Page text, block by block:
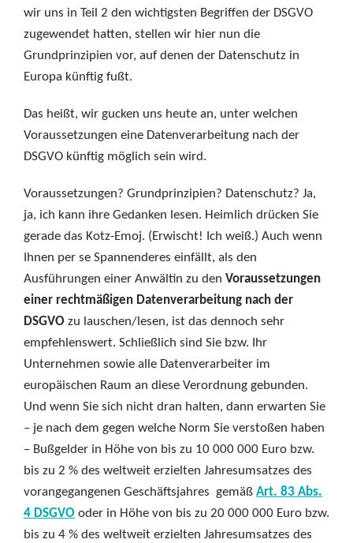
wir uns in Teil 2 den wichtigsten Begriffen der DSGVO
zugewendet hatten, stellen wir hier nun die
Grundprinzipien vor, auf denen der Datenschutz in
Europa künftig fußt.
Das heißt, wir gucken uns heute an, unter welchen
Voraussetzungen eine Datenverarbeitung nach der
DSGVO künftig möglich sein wird.
Voraussetzungen? Grundprinzipien? Datenschutz? Ja,
ja, ich kann ihre Gedanken lesen. Heimlich drücken Sie
gerade das Kotz-Emoj. (Erwischt! Ich weiß.) Auch wenn
Ihnen per se Spannenderes einfällt, als den
Ausführungen einer Anwältin zu den Voraussetzungen
einer rechtmäßigen Datenverarbeitung nach der
DSGVO zu lauschen/lesen, ist das dennoch sehr
empfehlenswert. Schließlich sind Sie bzw. Ihr
Unternehmen sowie alle Datenverarbeiter im
europäischen Raum an diese Verordnung gebunden.
Und wenn Sie sich nicht dran halten, dann erwarten Sie
– je nach dem gegen welche Norm Sie verstoßen haben
– Bußgelder in Höhe von bis zu 10 000 000 Euro bzw.
bis zu 2 % des weltweit erzielten Jahresumsatzes des
vorangegangenen Geschäftsjahres gemäß Art. 83 Abs.
4 DSGVO oder in Höhe von bis zu 20 000 000 Euro bzw.
bis zu 4 % des weltweit erzielten Jahresumsatzes des